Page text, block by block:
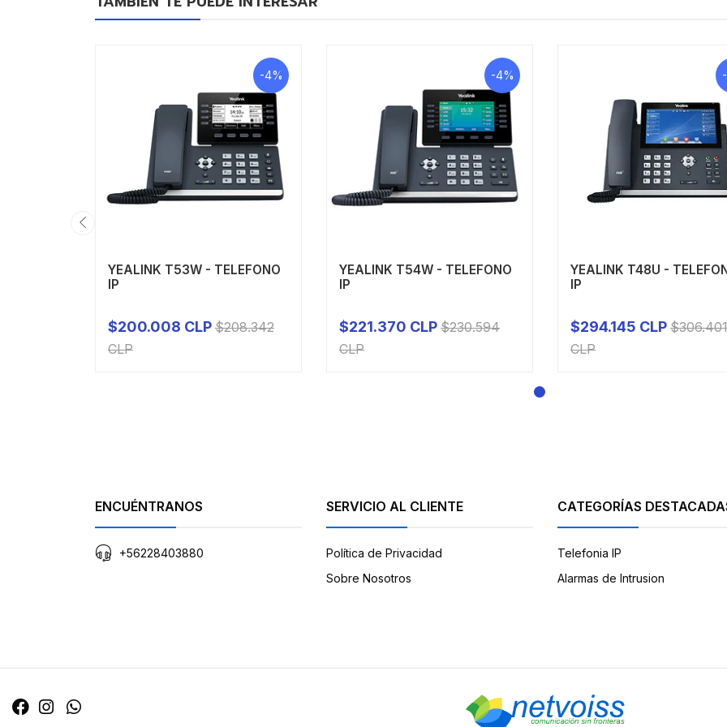
-4%
YEALINK T53W - TELEFONO
IP
-
$200.008 CLP $208.342
CLP
-4%
YEALINK T54W - TELEFONO
IP
+
-
$221.370 CLP $230.594
CLP
YEALINK T48U -
IP
+
-
$294.145 CLP $306.401
CLP
ENCUÉNTRANOS
+56228403880
SERVICIO AL CLIENTE
Política de Privacidad
Sobre Nosotros
CATEGORÍAS
Telefonia IP
Alarmas de Intrusion